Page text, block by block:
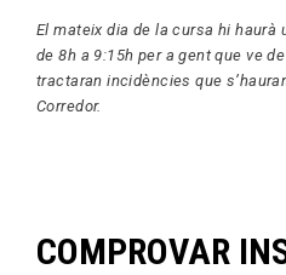
El mateix dia de la cursa hi haurà
de 8h a 9:15h per a gent que ve
tractaran incidències que
Corredor.
COMPROVAR